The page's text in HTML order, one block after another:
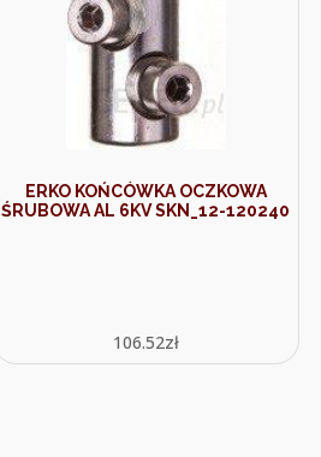
ERKO KOŃCÓWKA OCZKOWA
ŚRUBOWA AL 6KV SKN_12-120240
106.52zł